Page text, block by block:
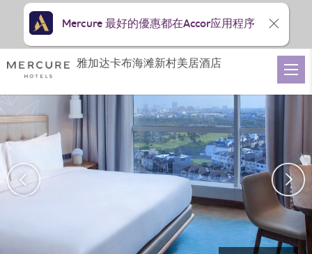
雅加达卡布海滩新村美居酒店
Mercure 最好的優惠都在Accor应用程序